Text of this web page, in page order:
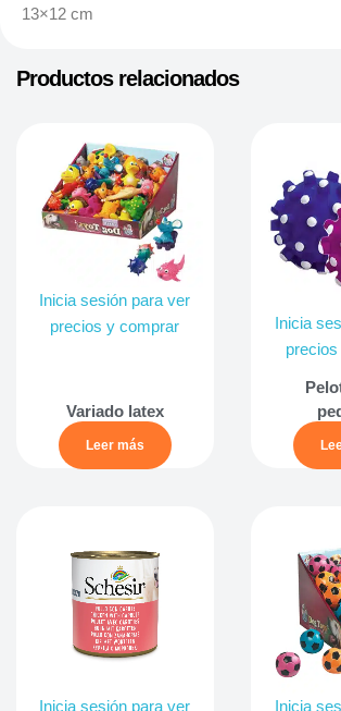
13×12 cm
Productos relacionados
Inicia sesión para ver
precios y comprar
Variado latex
Leer más
Inicia
Inicia sesión para ver
Inicia